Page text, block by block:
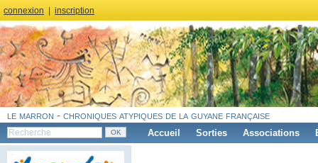
connexion inscription
le marron - chroniques atypiques de la guyane française
Accueil Sorties Associations